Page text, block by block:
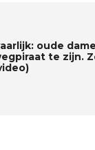
oude
te zijn.